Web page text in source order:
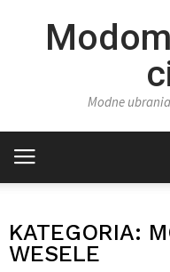
Modne
KATEGORIA:
WESELE